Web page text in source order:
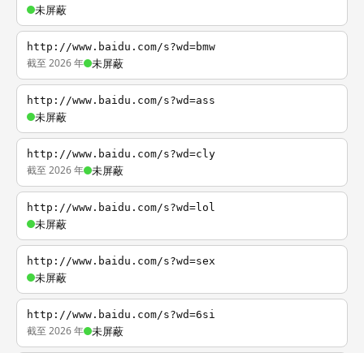
未屏蔽
http://www.baidu.com/s?wd=bmw
截至 2026 年 未屏蔽
http://www.baidu.com/s?wd=ass
未屏蔽
http://www.baidu.com/s?wd=cly
截至 2026 年 未屏蔽
http://www.baidu.com/s?wd=lol
未屏蔽
http://www.baidu.com/s?wd=sex
未屏蔽
http://www.baidu.com/s?wd=6si
截至 2026 年 未屏蔽